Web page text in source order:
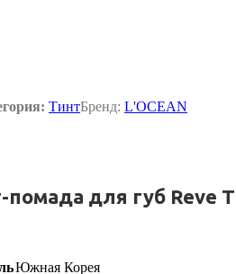
ТинтБренд: L'OCEAN
помада для губ Reve
Южная Корея